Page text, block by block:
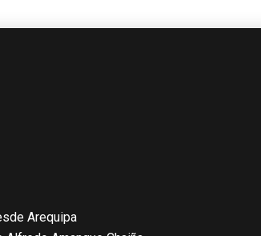
Arequipa